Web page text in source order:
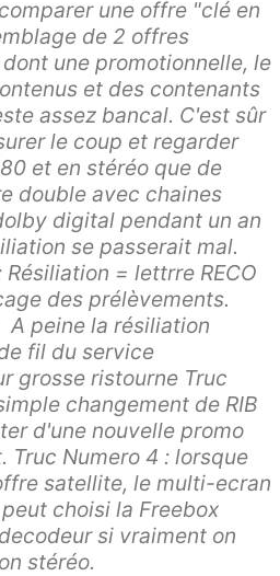
une offre "clé en
de 2 offres
une promotionnelle, le
et des contenants
assez bancal. C'est sûr
le coup et regarder
et en stéréo que de
double avec chaines
digital pendant un an
se passerait mal.
Résiliation = lettrre RECO
des prélèvements.
A peine la résiliation
fil du service
grosse ristourne Truc
changement de RIB
d'une nouvelle promo
Truc Numero 4 : lorsque
satellite, le multi-ecran
choisi la Freebox
si vraiment on
stéréo.